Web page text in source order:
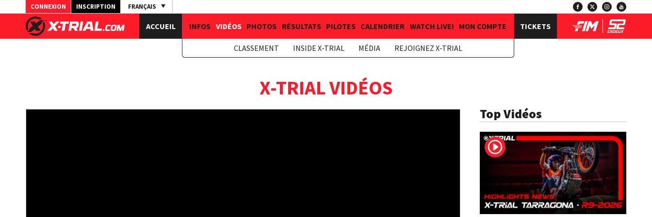
CONNEXION INSCRIPTION FRANÇAIS
ACCUEIL INFOS VIDÉOS PHOTOS RÉSULTATS PILOTES CALENDRIER WATCH LIVE! MON COMPTE
CLASSEMENT INSIDE X-TRIAL MÉDIA REJOIGNEZ X-TRIAL
TICKETS
X-TRIAL VIDÉOS
Top Vidéos